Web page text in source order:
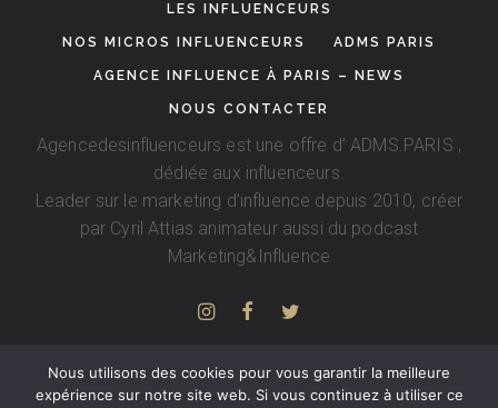
LES INFLUENCEURS
NOS MICROS INFLUENCEURS ADMS PARIS
AGENCE INFLUENCE À PARIS – NEWS
NOUS CONTACTER
Agencedesinfluenceurs est une offre d’ADMS.PARIS ,
dédiée aux influenceurs.
Leader sur le marketing d’influence depuis 2010, créer
par Cyril Attias animateur aussi du podcast
Marketing&Influence
Nous utilisons des cookies pour vous garantir la meilleure
expérience sur notre site web. Si vous continuez à utiliser ce